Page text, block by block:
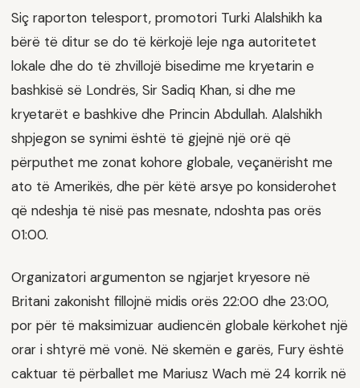
Siç raporton telesport, promotori Turki Alalshikh ka
bërë të ditur se do të kërkojë leje nga autoritetet
lokale dhe do të zhvillojë bisedime me kryetarin e
bashkisë së Londrës, Sir Sadiq Khan, si dhe me
kryetarët e bashkive dhe Princin Abdullah. Alalshikh
shpjegon se synimi është të gjejnë një orë që
përputhet me zonat kohore globale, veçanërisht me
ato të Amerikës, dhe për këtë arsye po konsiderohet
që ndeshja të nisë pas mesnate, ndoshta pas orës
01:00.
Organizatori argumenton se ngjarjet kryesore në
Britani zakonisht fillojnë midis orës 22:00 dhe 23:00,
por për të maksimizuar audiencën globale kërkohet një
orar i shtyrë më vonë. Në skemën e garës, Fury është
caktuar të përballet me Mariusz Wach më 24 korrik në